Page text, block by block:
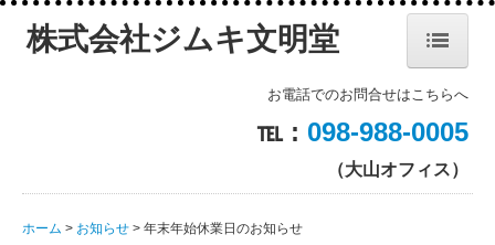
ブンキョウ技研
株式会社ジムキ文明堂
お電話でのお問合せはこちらへ
℡ : 098-988-0005
（大山オフィス）
ホーム お知らせ 年末年始休業日のお知らせ